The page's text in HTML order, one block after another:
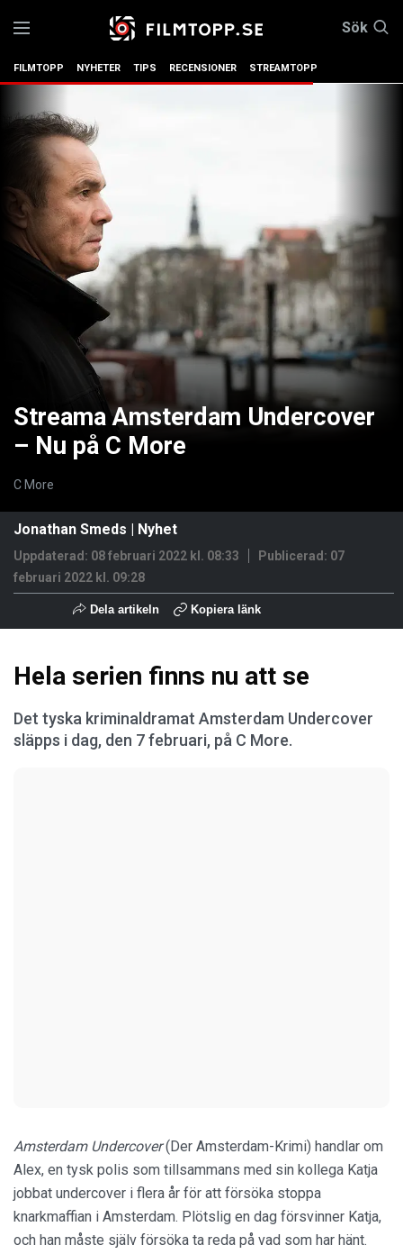
Sök
FILMTOPP NYHETER TIPS RECENSIONER STREAMTOPP
Streama Amsterdam Undercover
– Nu på C More
C More
Jonathan Smeds | Nyhet
Uppdaterad: 08 februari 2022 kl. 08:33 Publicerad: 07
februari 2022 kl. 09:28
Dela artikeln Kopiera länk
Hela serien finns nu att se
Det tyska kriminaldramat Amsterdam Undercover
släpps i dag, den 7 februari, på C More.
Amsterdam Undercover(Der Amsterdam-Krimi) handlar om
Alex, en tysk polis som tillsammans med sin kollega Katja
jobbat undercover i flera år för att försöka stoppa
knarkmaffian i Amsterdam. Plötslig en dag försvinner Katja,
och han måste själv försöka ta reda på vad som har hänt.